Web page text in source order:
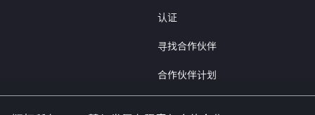
认证
寻找合作伙伴
合作伙伴计划